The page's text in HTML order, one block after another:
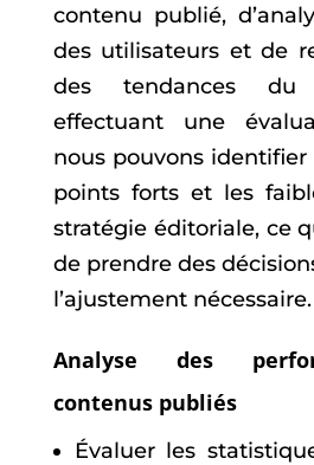
contenu publié,
des utilisateurs et de
des tendances du
effectuant une
nous pouvons
points forts et les
stratégie éditoriale, ce
de prendre des
l’ajustement nécessaire.
Analyse des
contenus publiés
Évaluer les